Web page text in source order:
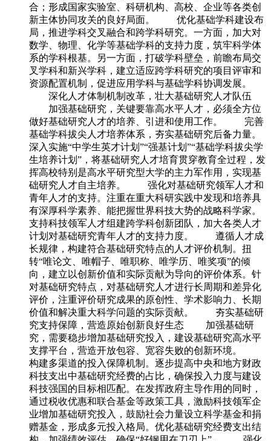
合；形成国家实验室、科研机构、高校、企业等各类创
新主体协同攻关的良好局面。 优化基础学科建设布
局，推进学科交叉融合和跨学科研究。一方面，加大对
数学、物理、化学等基础学科的支持力度，筑牢科学体
系的学科根基。另一方面，打破学科壁垒，前瞻布局交
叉学科和新兴学科，建立适应跨学科研究的项目评审和
资源配置机制，促进应用学科与基础学科协调发展。
深化人才体制机制改革，壮大基础研究人才队伍
加强基础研究，关键要靠高水平人才，必须全方位
做好基础研究人才的培养、引进和使用工作。 完善
基础学科拔尖人才培养体系，夯实基础研究后备力量。
深入实施“中学生英才计划”“强基计划”“基础学科拔尖学
生培养计划”，将基础研究人才培育贯穿教育全过程，发
挥高校特别是高水平研究型大学的主力军作用，实现基
础研究人才自主培养。 强化对基础研究领军人才和
青年人才的支持。注重在重大科研实践中发现和培养具
有深厚科学素养、能把握世界科技大势的战略科学家。
支持科技领军人才组建跨学科创新团队，加大各类人才
计划对基础研究青年人才的支持力度。 遵循人才成
长规律，构建符合基础研究特点的人才评价机制。扭
转“唯论文、唯帽子、唯职称、唯学历、唯奖项”的倾
向，建立以创新价值和实际贡献为导向的评价体系。针
对基础研究特点，对基础研究人才进行长周期和差异化
评价，注重评价研究成果的原创性、学术影响力、长期
价值和解决重大科学问题的实际贡献。 夯实基础研
究支持保障，营造原始创新良好生态 加强基础研
究，需要稳步增加基础研究投入，建设基础研究高水平
支撑平台，营造开放包容、宽容失败的创新环境。
构建多渠道的投入保障机制。逐步提高中央和地方财政
科技支出中基础研究经费的占比，确保投入力度与建设
科技强国的目标相匹配。在发挥政府主导作用的同时，
通过税收优惠和联合基金等政策工具，激励科技领军企
业增加基础研究投入，鼓励社会力量设立科学基金和捐
赠基金，形成多元投入格局。优化基础研究经费支出结